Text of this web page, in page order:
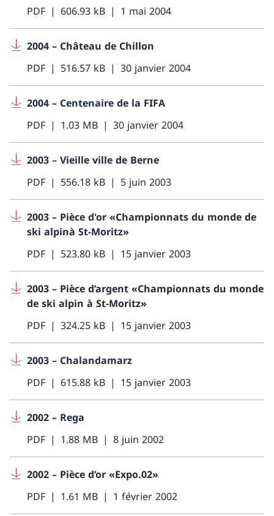
PDF
606.93 kB 1 mai 2004
2004 – Château de Chillon
PDF
516.57 kB 30 janvier 2004
2004 – Centenaire de la FIFA
PDF
1.03 MB 30 janvier 2004
2003 – Vieille ville de Berne
PDF
556.18 kB 5 juin 2003
2003 – Pièce d'or «Championnats du monde de
ski alpinà St-Moritz»
PDF
523.80 kB 15 janvier 2003
2003 – Pièce d’argent «Championnats du monde
de ski alpin à St-Moritz»
PDF
324.25 kB 15 janvier 2003
2003 – Chalandamarz
PDF
615.88 kB 15 janvier 2003
2002 – Rega
PDF
1.88 MB 8 juin 2002
2002 – Pièce d’or «Expo.02»
PDF
1.61 MB 1 février 2002